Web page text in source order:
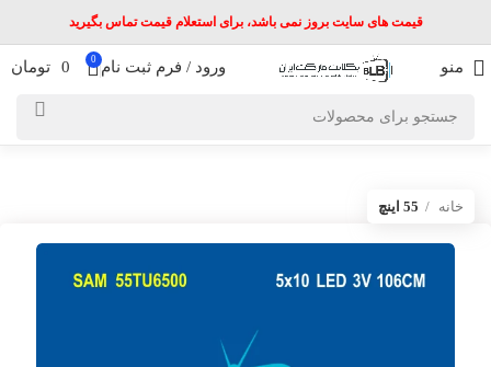
قیمت های سایت بروز نمی باشد، برای استعلام قیمت تماس بگیرید
منو ورود / فرم ثبت نام 0
0 تومان
خانه 55 اینچ